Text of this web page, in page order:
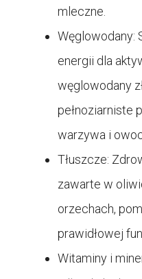
mleczne.
Węglowodany:
energii dla
węglowodany
pełnoziarniste
warzywa i
Tłuszcze:
zawarte w
orzechach,
prawidłowej
Witaminy i